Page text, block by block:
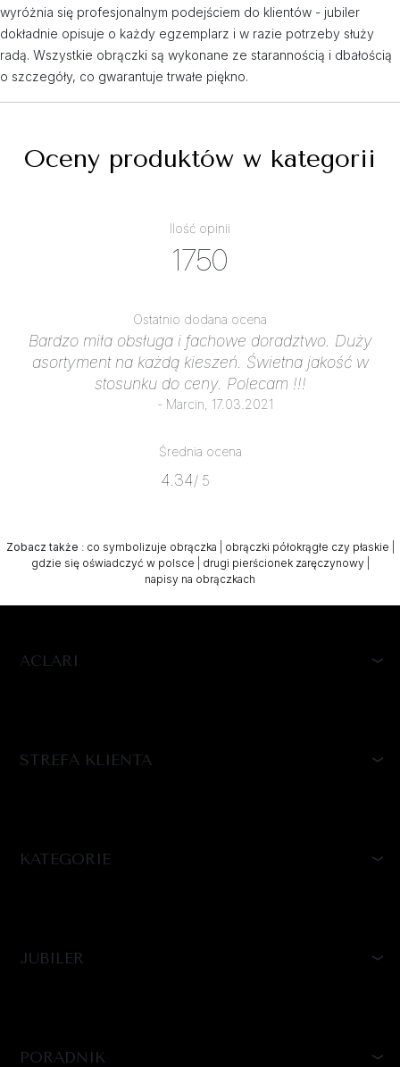
wyróżnia się profesjonalnym podejściem do klientów - jubiler
dokładnie opisuje o każdy egzemplarz i w razie potrzeby służy
radą. Wszystkie obrączki są wykonane ze starannością i dbałością
o szczegóły, co gwarantuje trwałe piękno.
Oceny produktów w kategorii
Ilość opinii
1750
Ostatnio dodana ocena
Bardzo miła obsługa i fachowe doradztwo. Duży
asortyment na każdą kieszeń. Świetna jakość w
stosunku do ceny. Polecam !!!
- Marcin, 17.03.2021
Średnia ocena
4.34/ 5
Zobacz także : co symbolizuje obrączka obrączki półokrągłe czy płaskie
gdzie się oświadczyć w polsce
drugi pierścionek zaręczynowy|
napisy na obrączkach
ACLARI
STREFA KLIENTA
KATEGORIE
JUBILER
PORADNIK